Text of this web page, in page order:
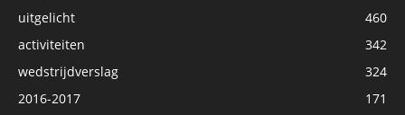
uitgelicht
460
activiteiten
342
wedstrijdverslag
324
2016-2017
171